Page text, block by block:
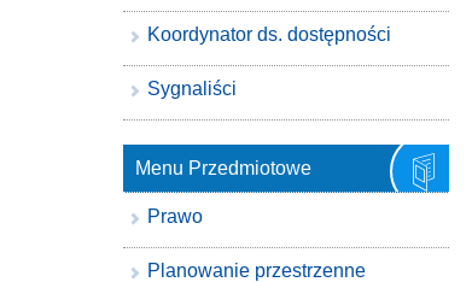
Koordynator ds. dostępności
Sygnaliści
Menu Przedmiotowe
Prawo
Planowanie przestrzenne